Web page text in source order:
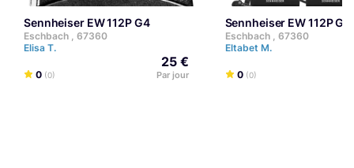
Sennheiser EW 112P G4
Eschbach , 67360
Elisa T.
0 (0)
25 €
Par jour
Sennheiser EW 112P G4
Eschbach , 67360
Eltabet M.
0 (0)